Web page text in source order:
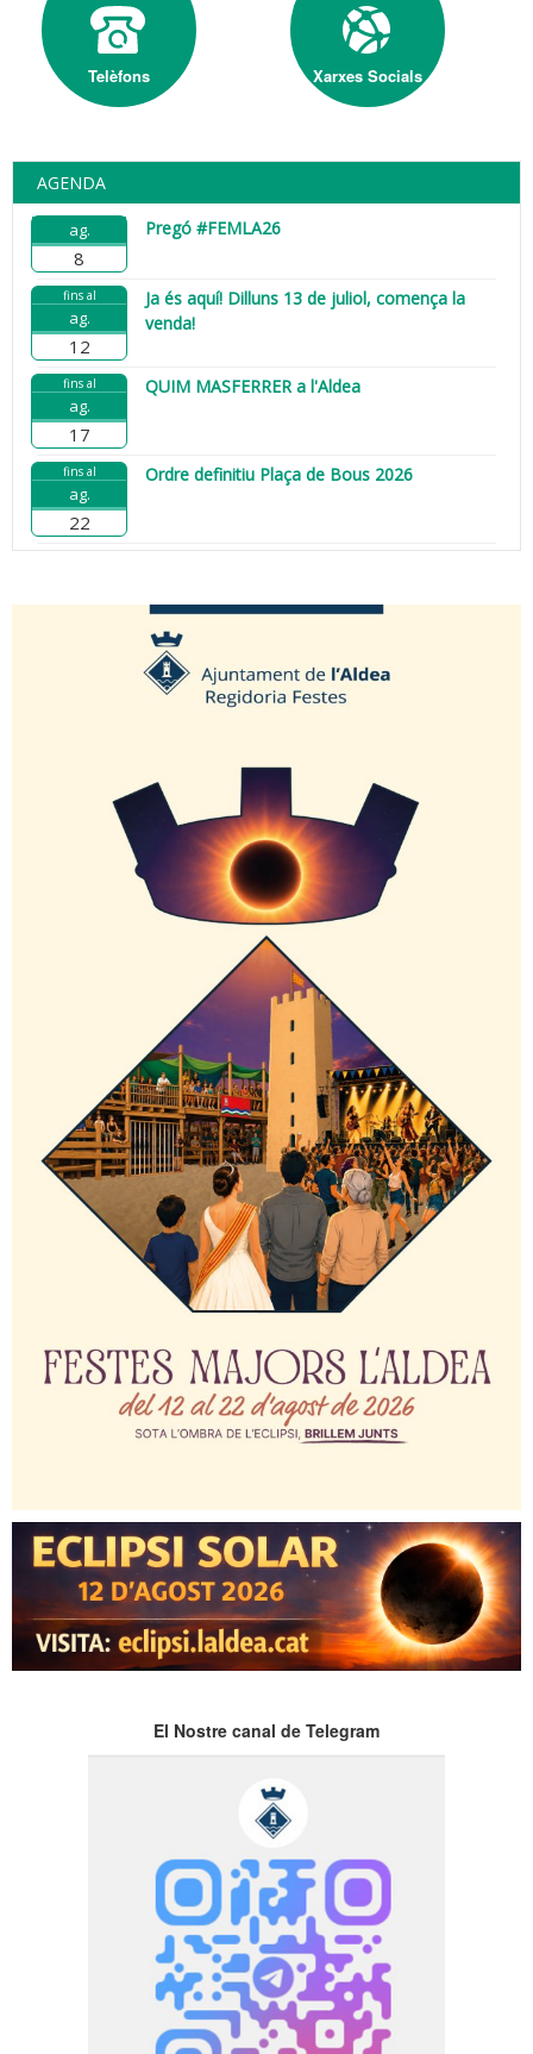
Telèfons Xarxes Socials
AGENDA
ag.
8
Pregó #FEMLA26
fins al
ag.
12
Ja és aquí! Dilluns 13 de juliol, comença la
venda!
fins al
ag.
17
QUIM MASFERRER a l'Aldea
fins al
ag.
22
Ordre definitiu Plaça de Bous 2026
El Nostre canal de Telegram